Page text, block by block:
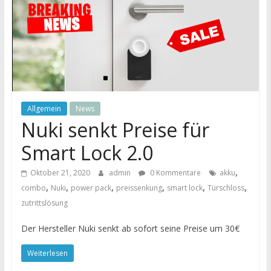
Allgemein News
Nuki senkt Preise für
Smart Lock 2.0
Oktober 21, 2020 admin 0 Kommentare akku,
combo, Nuki, power pack, preissenkung, smart lock, Türschloss,
zutrittslösung
Der Hersteller Nuki senkt ab sofort seine Preise um 30€
Weiterlesen